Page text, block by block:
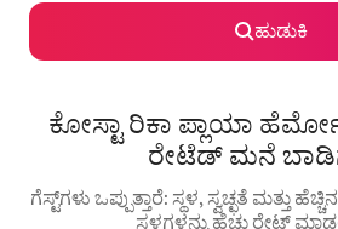
ಹುಡುಕಿ
ಕೋಸ್ಟಾ ರಿಕಾ ಪ್ಲಾಯಾ
ರೇಟೆಡ್ ಮನೆ
ಗೆಸ್ಟ್‌ಗಳು ಒಪ್ಪುತ್ತಾರೆ: ಸ್ಥಳ, ಸ್ವಚ್ಛತೆ ಮತ್ತು
ಸ್ಥಳಗಳನ್ನು ಹೆಚ್ಚು ರೇಟ್